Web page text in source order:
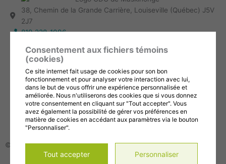
38, Chemin de la Grande Carrière, Louiseville (Québec) J5V
2J7
819 228-1096
Suivez-nous sur Facebook!
Abonnez-vous à notre compte Instagram!
Abonnez-vous à notre chaîne YouTube!
Gérer mes témoins (cookies)
Conditions d’utilisation et politique de confidentialité
© 2026, Tous droits réservés,CDC de la MRC de Maskinongé
Consentement aux fichiers témoins
(cookies)
Ce site internet fait usage de cookies pour son bon
fonctionnement et pour analyser votre interaction avec lui,
dans le but de vous offrir une expérience personnalisée et
améliorée. Nous n'utiliserons des cookies que si vous donnez
votre consentement en cliquant sur "Tout accepter". Vous
avez également la possibilité de gérer vos préférences en
matière de cookies en accédant aux paramètres via le bouton
"Personnaliser".
Tout accepter Personnaliser